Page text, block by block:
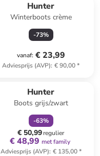
Hunter
Winterboots crème
-73%
vanaf: € 23,99
Adviesprijs (AVP): € 90,00*
Hunter
Boots grijs/zwart
-63%
€ 50,99regulier
€ 48,99 met family
Adviesprijs (AVP): € 135,00*